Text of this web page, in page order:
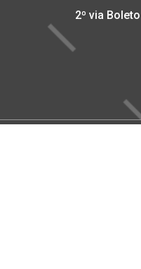
2º via Boleto